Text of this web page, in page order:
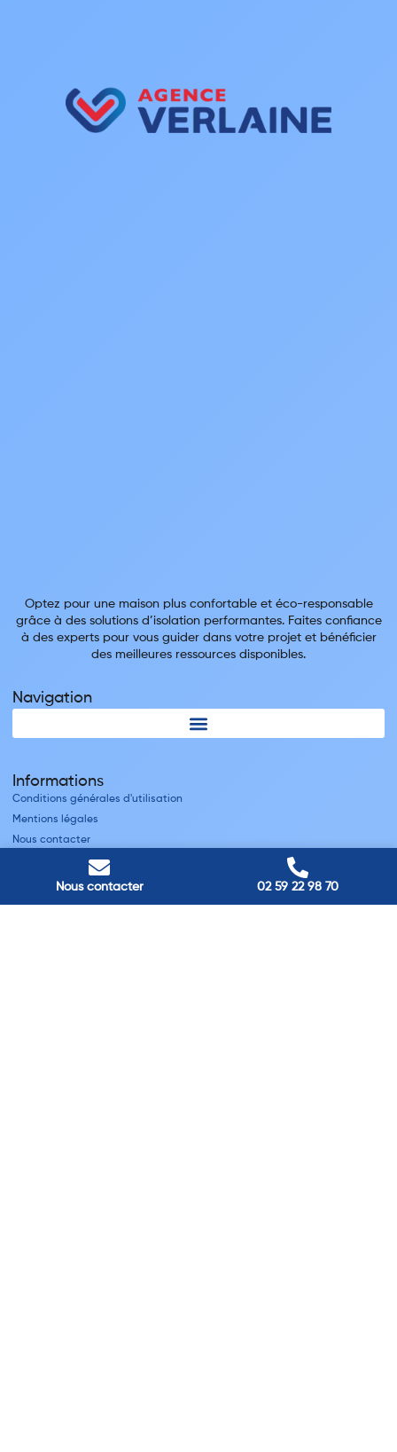
Nous contacter 02 59 22 98 70
Optez pour une maison plus confortable et éco-responsable
grâce à des solutions d’isolation performantes. Faites confiance
à des experts pour vous guider dans votre projet et bénéficier
des meilleures ressources disponibles.
Navigation
Informations
Conditions générales d'utilisation
Mentions légales
Nous contacter
Nos adresses